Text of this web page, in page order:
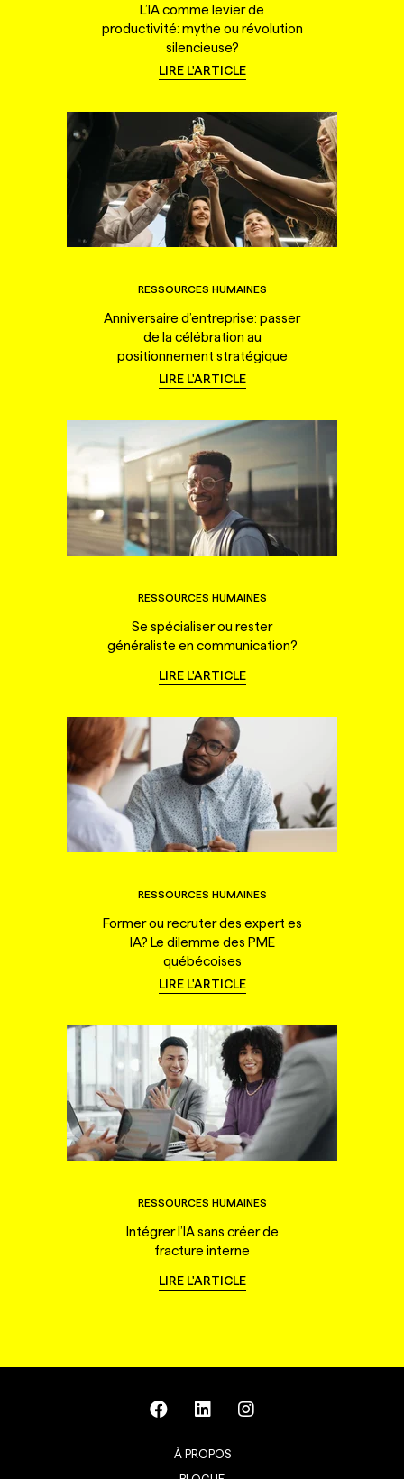
L’IA comme levier de
productivité: mythe ou révolution
silencieuse?
LIRE L'ARTICLE
RESSOURCES HUMAINES
Anniversaire d’entreprise: passer
de la célébration au
positionnement stratégique
LIRE L'ARTICLE
RESSOURCES HUMAINES
Se spécialiser ou rester
généraliste en communication?
LIRE L'ARTICLE
RESSOURCES HUMAINES
Former ou recruter des expert·es
IA? Le dilemme des PME
québécoises
LIRE L'ARTICLE
RESSOURCES HUMAINES
Intégrer l’IA sans créer de
fracture interne
LIRE L'ARTICLE
À PROPOS